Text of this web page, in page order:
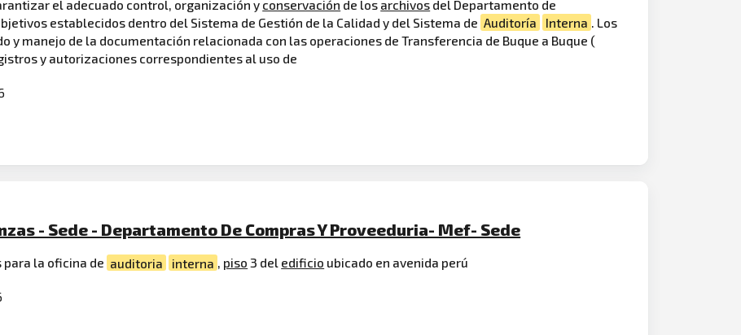
el adecuado control, organización y conservación de los archivos del Departamento de
establecidos dentro del Sistema de Gestión de la Calidad y del Sistema de Auditoría Interna . Los
y manejo de la documentación relacionada con las operaciones de Transferencia de Buque a Buque (
y autorizaciones correspondientes al uso de
- Sede - Departamento De Compras Y Proveeduria- Mef- Sede
para la oficina de auditoria interna , piso 3 del edificio ubicado en avenida perú